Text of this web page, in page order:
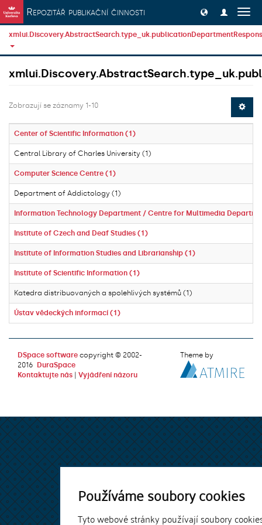
Používáme soubory cookies
Tyto webové stránky používají soubory
Přeskočit na obsah
Repozitář publikační činnosti
Zobrazují se záznamy 1-10
Center of Scientific Information (1)
Central Library of Charles University (1)
Computer Science Centre (1)
Department of Addictology (1)
Information Technology Department / Centre for Multimedia
Institute of Czech and Deaf Studies (1)
Institute of Information Studies and Librarianship (1)
Institute of Scientific Information (1)
Katedra distribuovaných a spolehlivých systémů (1)
Ústav vědeckých informací (1)
DSpace software copyright © 2002-
2016
DuraSpace
Kontaktujte nás
Vyjádření názoru
Theme by